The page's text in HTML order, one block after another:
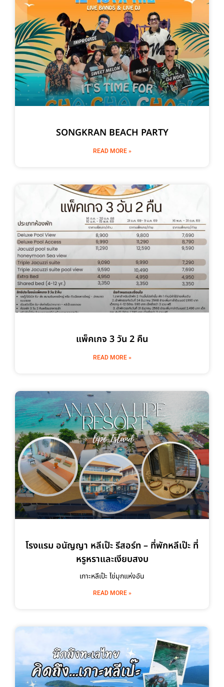
SONGKRAN BEACH PARTY
READ MORE »
แพ็คเกจ 3 วัน 2 คืน
READ MORE »
โรงแรม อนัญญา หลีเป๊ะ รีสอร์ท – ที่พักหลีเป๊ะ ที่
หรูหราและเงียบสงบ
เกาะหลีเป๊ะ ไข่มุกแห่งอัน
READ MORE »